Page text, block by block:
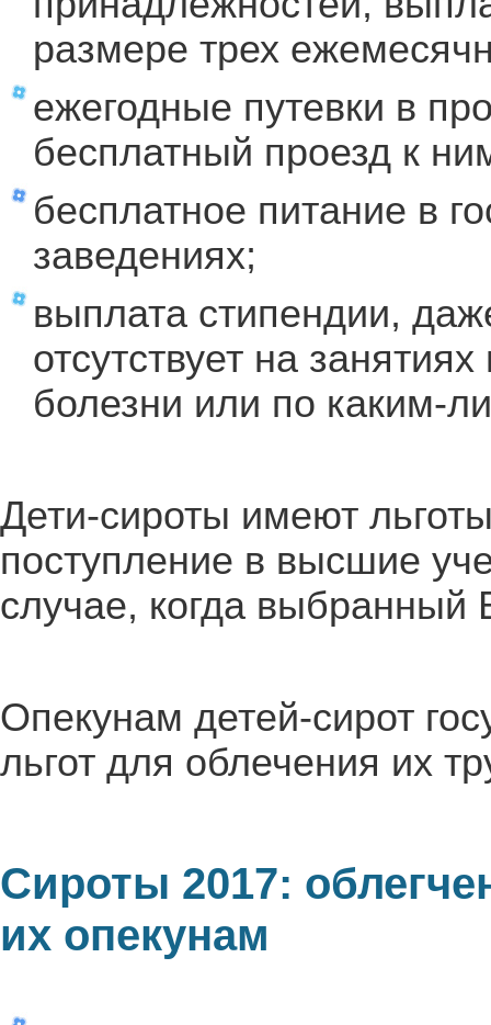
размере трех
ежегодные путевки в
бесплатный проезд к
бесплатное питание в
заведениях;
выплата стипендии,
отсутствует на
болезни или по каким-
Дети-сироты имеют
поступление в высшие
случае, когда
Опекунам детей-сирот
льгот для облечения их
Сироты 2017:
их опекунам